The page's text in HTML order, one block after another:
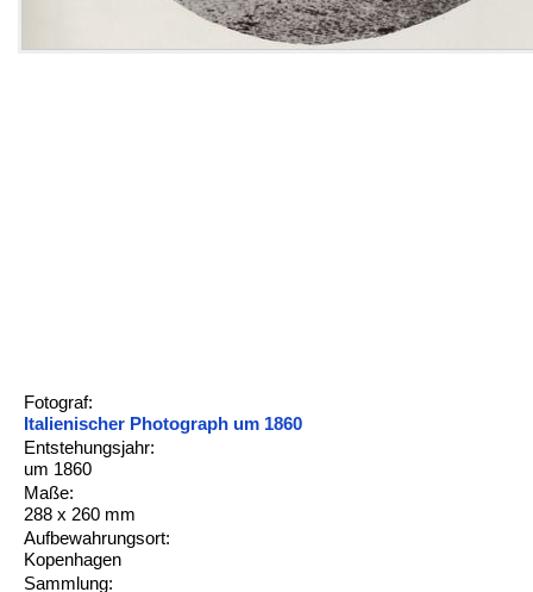
Fotograf:
Italienischer Photograph um 1860
Entstehungsjahr:
um 1860
Maße:
288 x 260 mm
Aufbewahrungsort:
Kopenhagen
Sammlung: